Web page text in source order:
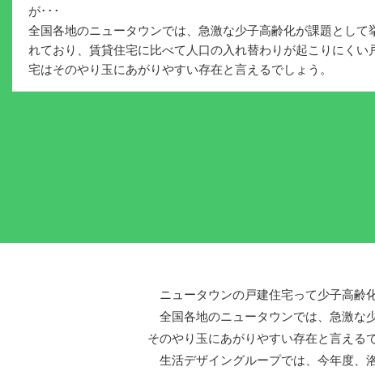
が･･･
全国各地のニュータウンでは、急激な少子高齢化が課題として
れており、賃貸住宅に比べて人口の入れ替わりが起こりにくい
宅はそのやり玉にあがりやすい存在と言えるでしょう。
ニュータウンの戸建住宅って少子高齢
全国各地のニュータウンでは、急激な
そのやり玉にあがりやすい存在と言える
生活デザイングループでは、今年度、